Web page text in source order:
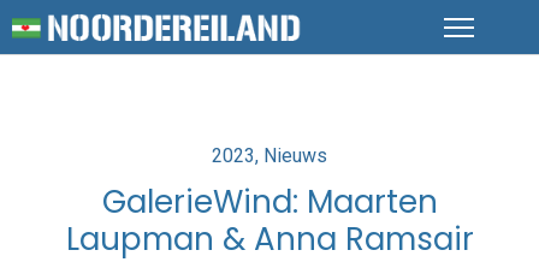
Posted
in
2023 Nieuws
GalerieWind: Maarten
Laupman & Anna Ramsair